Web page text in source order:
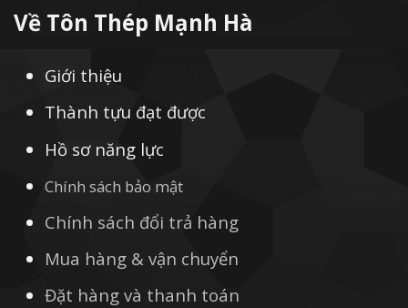
Về Tôn Thép Mạnh Hà
Giới thiệu
Thành tựu đạt được
Hồ sơ năng lực
Chính sách bảo mật
Chính sách đổi trả hàng
Mua hàng & vận chuyển
Đặt hàng và thanh toán